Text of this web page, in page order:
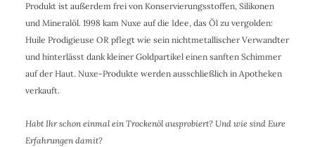
Produkt ist außerdem frei von Konservierungsstoffen, Silikonen
und Mineralöl. 1998 kam Nuxe auf die Idee, das Öl zu vergolden:
Huile Prodigieuse OR pflegt wie sein nichtmetallischer Verwandter
und hinterlässt dank kleiner Goldpartikel einen sanften Schimmer
auf der Haut. Nuxe-Produkte werden ausschließlich in Apotheken
verkauft.
Habt Ihr schon einmal ein Trockenöl ausprobiert? Und wie sind Eure
Erfahrungen damit?